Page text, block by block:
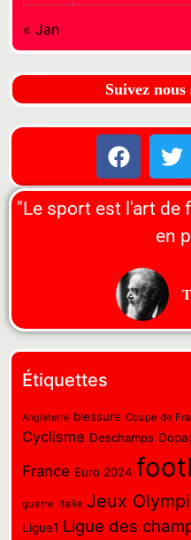
« Jan
Suivez
"Le sport est l'art de
en
Étiquettes
Angleterre blessure Coupe de
Cyclisme Deschamps
France Euro 2024
guerre Italie Jeux
Ligue1 Ligue des